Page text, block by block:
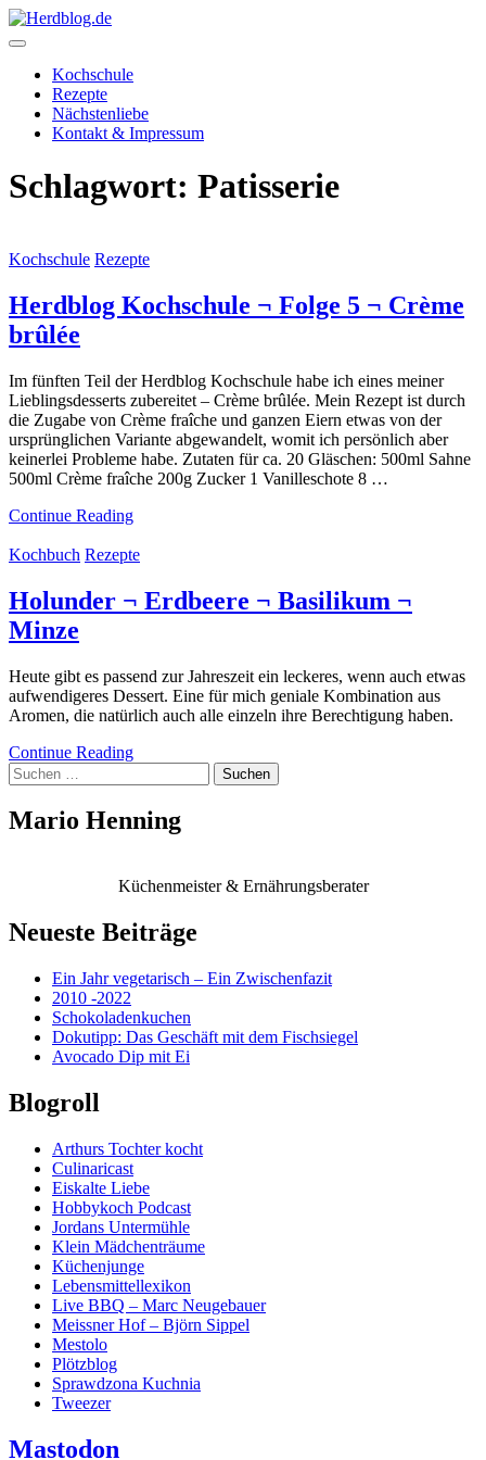
Skip
to
Herdblog.de
Kochschule
Rezepte
Nächstenliebe
Kontakt & Impressum
Schlagwort: Patisserie
Kochschule Rezepte
Herdblog Kochschule ¬ Folge 5 ¬ Crème
brûlée
Im fünften Teil der Herdblog Kochschule habe ich eines meiner
Lieblingsdesserts zubereitet – Crème brûlée. Mein Rezept ist durch
die Zugabe von Crème fraîche und ganzen Eiern etwas von der
ursprünglichen Variante abgewandelt, womit ich persönlich aber
keinerlei Probleme habe. Zutaten für ca. 20 Gläschen: 500ml Sahne
500ml Crème fraîche 200g Zucker 1 Vanilleschote 8 …
Continue Reading
Kochbuch Rezepte
Holunder ¬ Erdbeere ¬ Basilikum ¬
Minze
Heute gibt es passend zur Jahreszeit ein leckeres, wenn auch etwas
aufwendigeres Dessert. Eine für mich geniale Kombination aus
Aromen, die natürlich auch alle einzeln ihre Berechtigung haben.
Continue Reading
Suchen
nach:
Mario Henning
Küchenmeister & Ernährungsberater
Neueste Beiträge
Ein Jahr vegetarisch – Ein Zwischenfazit
2010 -2022
Schokoladenkuchen
Dokutipp: Das Geschäft mit dem Fischsiegel
Avocado Dip mit Ei
Blogroll
Arthurs Tochter kocht
Culinaricast
Eiskalte Liebe
Hobbykoch Podcast
Jordans Untermühle
Klein Mädchenträume
Küchenjunge
Lebensmittellexikon
Live BBQ – Marc Neugebauer
Meissner Hof – Björn Sippel
Mestolo
Plötzblog
Sprawdzona Kuchnia
Tweezer
Mastodon